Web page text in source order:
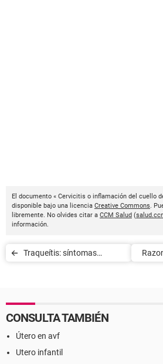
El documento « Cervicitis o inflamación del cuello
disponible bajo una licencia Creative Commons.
libremente. No olvides citar a CCM Salud (
información.
Traqueítis: síntomas
CONSULTA TAMBIÉN
Útero en avf
Utero infantil